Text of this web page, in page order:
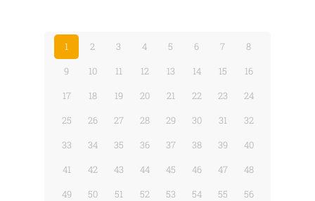
1 2 3 4 5 6 7
8
9
10 11 12 13 14 15
16
17
18 19 20 21 22 23
24
25
26 27 28 29 30 31
32
33
34 35 36 37 38 39
40
41
42 43 44 45 46 47
48
49
50 51 52 53 54 55
56